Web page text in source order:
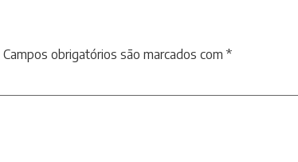
Campos obrigatórios são marcados com *